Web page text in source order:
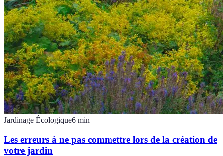
Jardinage Écologique6 min
Les erreurs à ne pas commettre lors de la création de
votre jardin